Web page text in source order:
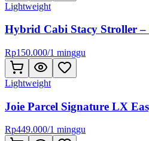
Lightweight
Hybrid Cabi Stacy Stroller –
Rp150.000/1 minggu
Lightweight
Joie Parcel Signature LX
Rp449.000/1 minggu